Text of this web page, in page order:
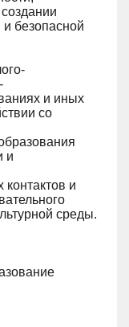
безопасной
и иных
со
и
и
среды.